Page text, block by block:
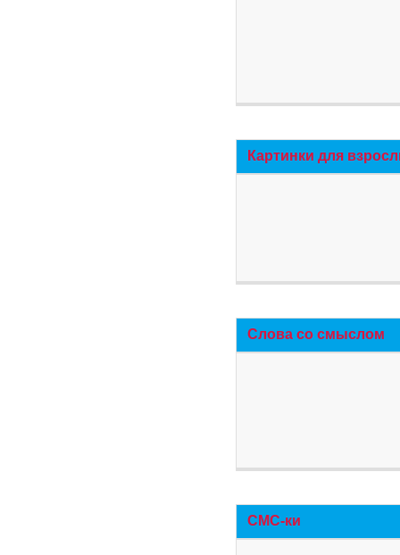
Картинки для
Слова со смыслом
СМС-ки